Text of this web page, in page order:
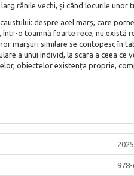
rănile vechi, și când locurile
despre acel marș, care
o toamnă foarte rece, nu
marșuri similare se contopesc în
a unui individ, la scara a ceea
obiectelor existența proprie,
2025